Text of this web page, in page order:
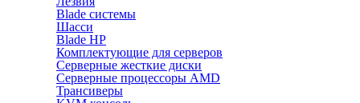
Blade системы
Шасси
Blade HP
Комплектующие для серверов
Серверные жесткие диски
Серверные процессоры AMD
Трансиверы